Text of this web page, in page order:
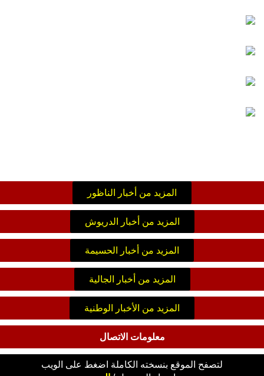
المزيد من أخبار الناظور
المزيد من أخبار الدريوش
المزيد من أخبار الحسيمة
المزيد من أخبار الجالية
المزيد من الأخبار الوطنية
معلومات الاتصال
لتصفح الموقع بنسخته الكاملة اضغط على الويب